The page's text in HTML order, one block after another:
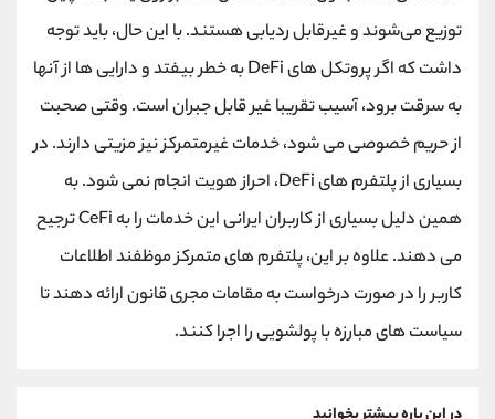
توزیع می‌شوند و غیرقابل ردیابی هستند. با این حال، باید توجه
داشت که اگر پروتکل های DeFi به خطر بیفتد و دارایی ها از آنها
به سرقت برود، آسیب تقریبا غیر قابل جبران است. وقتی صحبت
از حریم خصوصی می شود، خدمات غیرمتمرکز نیز مزیتی دارند. در
بسیاری از پلتفرم ‌های DeFi، احراز هویت انجام نمی ‌شود. به
همین دلیل بسیاری از کاربران ایرانی این خدمات را به CeFi ترجیح
می دهند. علاوه بر این، پلتفرم ‌های متمرکز موظفند اطلاعات
کاربر را در صورت درخواست به مقامات مجری قانون ارائه دهند تا
سیاست‌ های مبارزه با پولشویی را اجرا کنند.